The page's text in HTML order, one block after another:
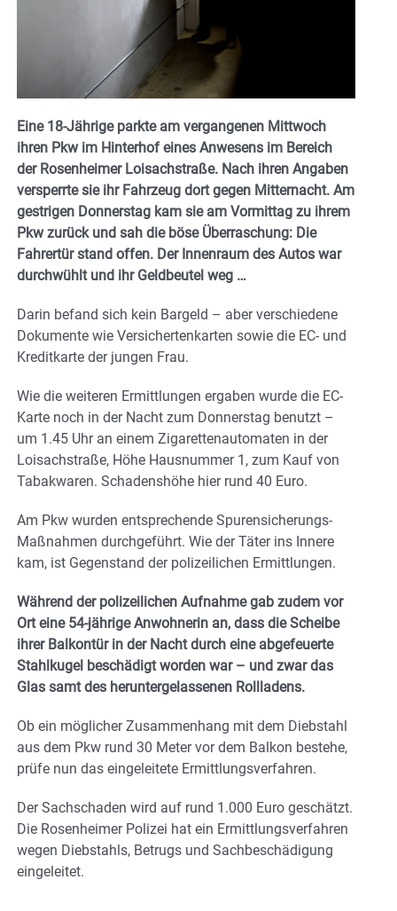
Eine 18-Jährige parkte am vergangenen Mittwoch
ihren Pkw im Hinterhof eines Anwesens im Bereich
der Rosenheimer Loisachstraße. Nach ihren Angaben
versperrte sie ihr Fahrzeug dort gegen Mitternacht. Am
gestrigen Donnerstag kam sie am Vormittag zu ihrem
Pkw zurück und sah die böse Überraschung: Die
Fahrertür stand offen. Der Innenraum des Autos war
durchwühlt und ihr Geldbeutel weg …
Darin befand sich kein Bargeld – aber verschiedene
Dokumente wie Versichertenkarten sowie die EC- und
Kreditkarte der jungen Frau.
Wie die weiteren Ermittlungen ergaben wurde die EC-
Karte noch in der Nacht zum Donnerstag benutzt –
um 1.45 Uhr an einem Zigarettenautomaten in der
Loisachstraße, Höhe Hausnummer 1, zum Kauf von
Tabakwaren. Schadenshöhe hier rund 40 Euro.
Am Pkw wurden entsprechende Spurensicherungs-
Maßnahmen durchgeführt. Wie der Täter ins Innere
kam, ist Gegenstand der polizeilichen Ermittlungen.
Während der polizeilichen Aufnahme gab zudem vor
Ort eine 54-jährige Anwohnerin an, dass die Scheibe
ihrer Balkontür in der Nacht durch eine abgefeuerte
Stahlkugel beschädigt worden war – und zwar das
Glas samt des heruntergelassenen Rollladens.
Ob ein möglicher Zusammenhang mit dem Diebstahl
aus dem Pkw rund 30 Meter vor dem Balkon bestehe,
prüfe nun das eingeleitete Ermittlungsverfahren.
Der Sachschaden wird auf rund 1.000 Euro geschätzt.
Die Rosenheimer Polizei hat ein Ermittlungsverfahren
wegen Diebstahls, Betrugs und Sachbeschädigung
eingeleitet.